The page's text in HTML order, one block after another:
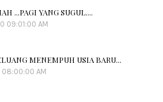
...PAGI YANG SUGUL....
09:01:00 AM
MENEMPUH USIA BARU...
AM